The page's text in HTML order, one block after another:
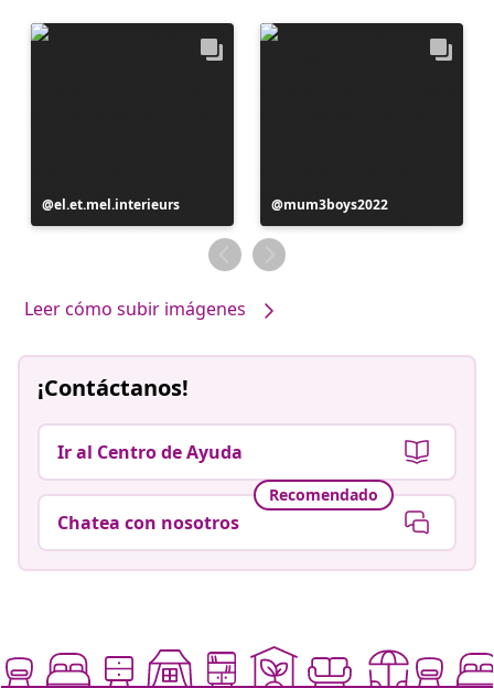
Publicación
realizada
el.et.mel.interieurs
Publicación
realizada
por
mum3boys2022
Leer cómo subir imágenes
¡Contáctanos!
Ir al Centro de Ayuda
Recomendado
Chatea con nosotros